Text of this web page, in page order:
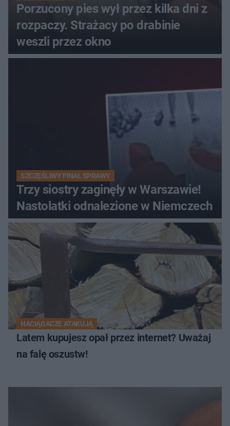
Porzucony pies wył przez kilka dni z
rozpaczy. Strażacy po drabinie
weszli przez okno
SZCZĘŚLIWY FINAŁ SPRAWY
Trzy siostry zaginęły w Warszawie!
Nastolatki odnalezione w Niemczech
NACIĄGACZE ATAKUJĄ
Latem kupujesz opał przez internet? Uważaj
na falę oszustw!